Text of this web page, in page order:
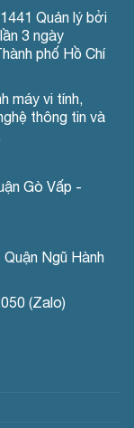
Quản lý bởi
3 ngày
phố Hồ Chí
máy vi tính,
thông tin và
Gò Vấp -
Ngũ Hành
(Zalo)